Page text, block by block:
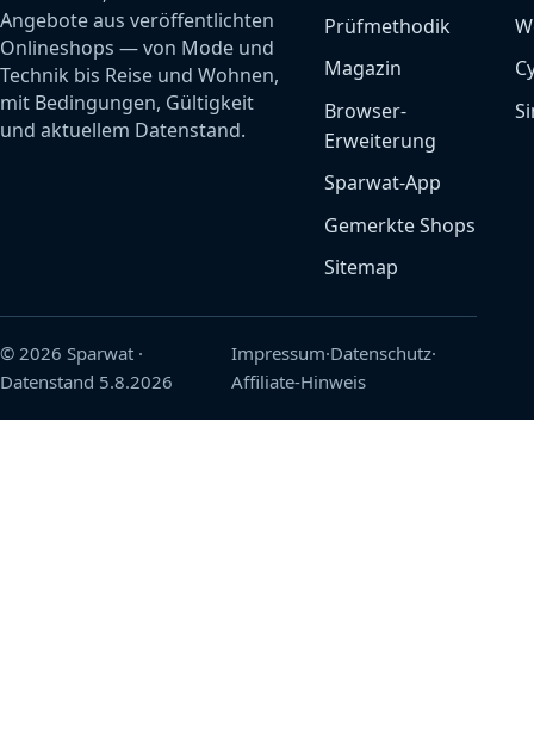
Angebote aus veröffentlichten
Onlineshops — von Mode und
Technik bis Reise und Wohnen,
mit Bedingungen, Gültigkeit
und aktuellem Datenstand.
Prüfmethodik
Magazin
Browser-
Erweiterung
Sparwat-App
Gemerkte Shops
Sitemap
© 2026 Sparwat ·
Datenstand 5.8.2026
Impressum·Datenschutz·
Affiliate-Hinweis